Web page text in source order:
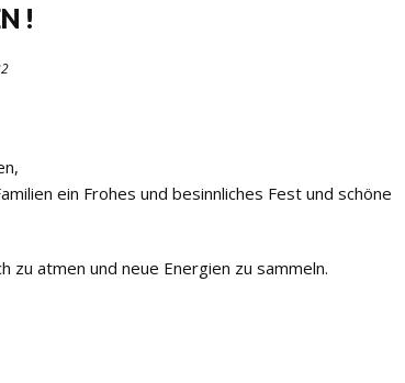
!
ein Frohes und besinnliches Fest und schöne
zu atmen und neue Energien zu sammeln.